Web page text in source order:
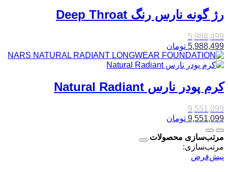
رژ گونه نارس رنگ Deep Throat
5,988,499
5,988,499 تومان
کرم پودر نارس Natural Radiant
9,551,099
9,551,099 تومان
مرتب‌سازی محصولات
مرتب‌سازی:
پیش‌فرض